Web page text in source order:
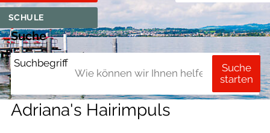
SCHULE
Suche
Suchbegriff
Suche
starten
Adriana's Hairimpuls